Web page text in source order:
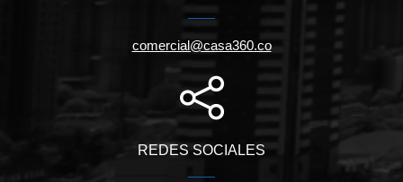
comercial@casa360.co
REDES SOCIALES